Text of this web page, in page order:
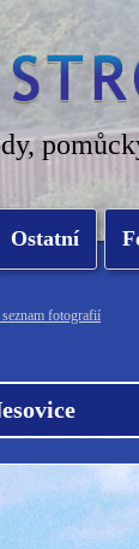
Ostatní
seznam fotografií